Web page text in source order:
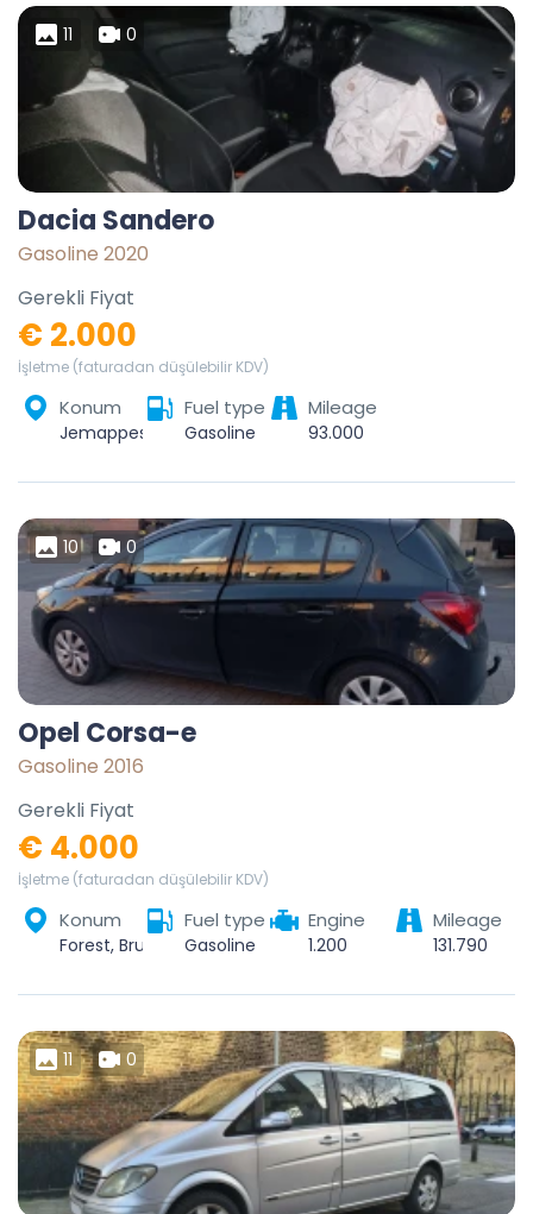
11 0
Dacia Sandero
Gasoline 2020
Gerekli Fiyat
€ 2.000
İşletme (faturadan düşülebilir KDV)
Konum Fuel type
Gasoline
Mileage
93.000
10 0
Opel Corsa-e
Gasoline 2016
Gerekli Fiyat
€ 4.000
İşletme (faturadan düşülebilir KDV)
Konum Fuel type
Gasoline
Engine
1.200
Mileage
131.790
11 0